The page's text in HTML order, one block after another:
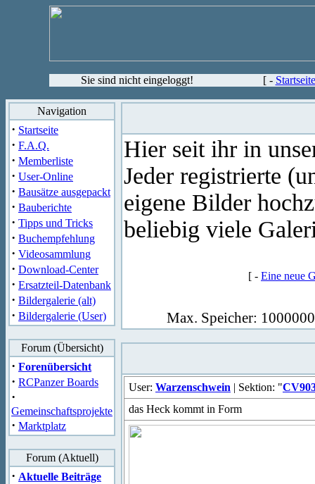
Sie sind nicht eingeloggt! [ - Startseite
Navigation
· Startseite
· F.A.Q.
· Memberliste
· User-Online
· Bausätze ausgepackt
· Bauberichte
· Tipps und Tricks
· Buchempfehlung
· Videosammlung
· Download-Center
· Ersatzteil-Datenbank
· Bildergalerie (alt)
· Bildergalerie (User)
Forum (Übersicht)
· Forenübersicht
· RCPanzer Boards
·
Gemeinschaftsprojekte
· Marktplatz
Forum (Aktuell)
· Aktuelle Beiträge
Hier seit ihr in
Jeder registrierte
eigene Bilder
beliebig viele
[ - Eine neue
Max. Speicher:
User: Warzenschwein | Sektion: "
das Heck kommt in Form